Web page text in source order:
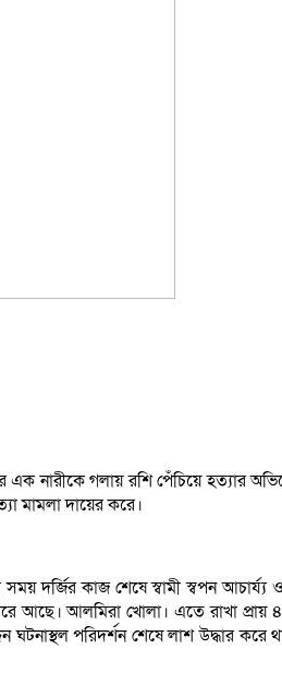
এক নারীকে গলায় রশি পেঁচিয়ে
মামলা দায়ের করে।
দর্জির কাজ শেষে স্বামী স্বপন
আলমিরা খোলা। এতে রাখা প্রায়
পরিদর্শন শেষে লাশ উদ্ধার করে